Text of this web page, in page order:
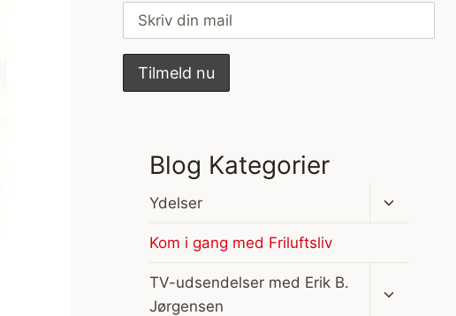
Blog Kategorier
Ydelser
Skift
Kom i gang med Friluftsliv
TV-udsendelser med Erik B.
Jørgensen